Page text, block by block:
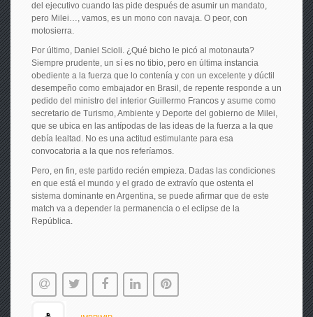
del ejecutivo cuando las pide después de asumir un mandato,
pero Milei…, vamos, es un mono con navaja. O peor, con
motosierra.
Por último, Daniel Scioli. ¿Qué bicho le picó al motonauta?
Siempre prudente, un sí es no tibio, pero en última instancia
obediente a la fuerza que lo contenía y con un excelente y dúctil
desempeño como embajador en Brasil, de repente responde a un
pedido del ministro del interior Guillermo Francos y asume como
secretario de Turismo, Ambiente y Deporte del gobierno de Milei,
que se ubica en las antípodas de las ideas de la fuerza a la que
debía lealtad. No es una actitud estimulante para esa
convocatoria a la que nos referíamos.
Pero, en fin, este partido recién empieza. Dadas las condiciones
en que está el mundo y el grado de extravío que ostenta el
sistema dominante en Argentina, se puede afirmar que de este
match va a depender la permanencia o el eclipse de la
República.